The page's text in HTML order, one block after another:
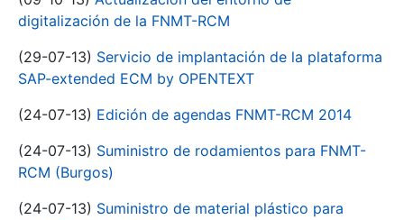
digitalización de la FNMT-RCM
(29-07-13) Servicio de implantación de la plataforma
SAP-extended ECM by OPENTEXT
(24-07-13) Edición de agendas FNMT-RCM 2014
(24-07-13) Suministro de rodamientos para FNMT-
RCM (Burgos)
(24-07-13) Suministro de material plástico para